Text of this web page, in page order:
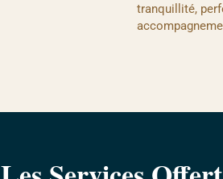
tranquillité,